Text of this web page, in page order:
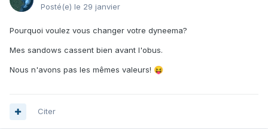
Posté(e) le 29 janvier
Pourquoi voulez vous changer votre dyneema?
Mes sandows cassent bien avant l'obus.
Nous n'avons pas les mêmes valeurs! 😝
Citer